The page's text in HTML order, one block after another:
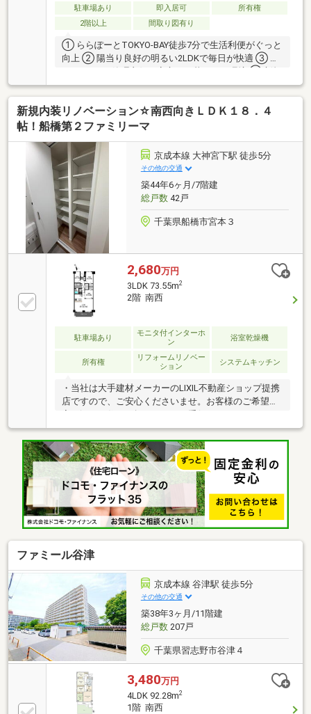
駐車場あり 即入居可
所有権
2階以上
間取り図有り
① ららぽーとTOKYO-BAY徒歩7分で生活利便がぐっと
向上 ② 陽当り良好の明るい2LDKで毎日が快適 ③ オ
リノベ済みで室内は気持ちよく使える仕上がり ⑤ 長
期修繕計画ありで将来の維持管理も安心
新規内装リノベーション☆南西向きＬＤＫ１８．４
帖！船橋第２ファミリーマ
京成本線 大神宮下駅 徒歩5分
その他の交通
築44年6ヶ月/7階建
総戸数42戸
千葉県船橋市宮本３
2,680万円
3LDK 73.55m2
2階 南西
駐車場あり
モニタ付インターホ
ン
浴室乾燥機
所有権
リフォームリノベー
ション
システムキッチン
・当社は大手建材メーカーのLIXIL不動産ショップ提携
店ですので、ご安心くださいませ。お客様のご希望に
い！・他で一緒にご案内ご希望の物件がございました
ら、他社さんが掲載している物件も一緒にご案内可能
です。住所と金額をお知らせ下さいませ。併せてお車
でご案内いたします。・住宅ローンの審査が心配な方
や、不動産購入金額を（資金シミュレーションも含
む）お知りになりたい方、是非、お気軽にご相談くだ
さい！
ファミール谷津
京成本線 谷津駅 徒歩5分
その他の交通
築38年3ヶ月/11階建
総戸数207戸
千葉県習志野市谷津４
3,480万円
4LDK 92.28m2
1階 南西